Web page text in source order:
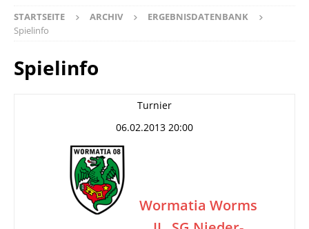
STARTSEITE ARCHIV
ERGEBNISDATENBANK
Spielinfo
Spielinfo
Turnier
06.02.2013 20:00
Wormatia Worms